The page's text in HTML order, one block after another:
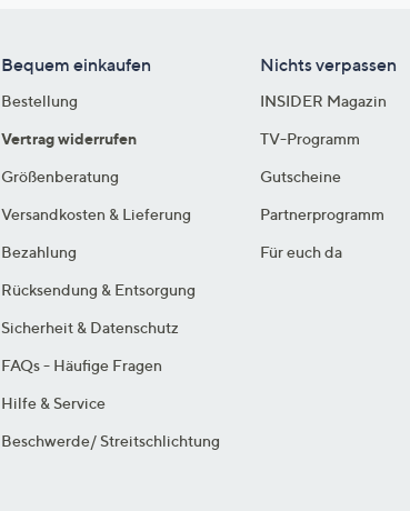
Bequem einkaufen
Bestellung
Vertrag widerrufen
Größenberatung
Versandkosten & Lieferung
Bezahlung
Rücksendung & Entsorgung
Sicherheit & Datenschutz
FAQs - Häufige Fragen
Hilfe & Service
Beschwerde/ Streitschlichtung
Nichts verpassen
INSIDER Magazin
TV-Programm
Gutscheine
Partnerprogramm
Für euch da